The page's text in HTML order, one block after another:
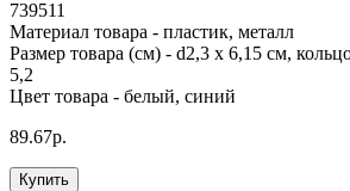
739511
Материал товара - пластик, металл
Размер товара (см) - d2,3 х 6,15 см,
5,2
Цвет товара - белый, синий
89.67р.
Купить